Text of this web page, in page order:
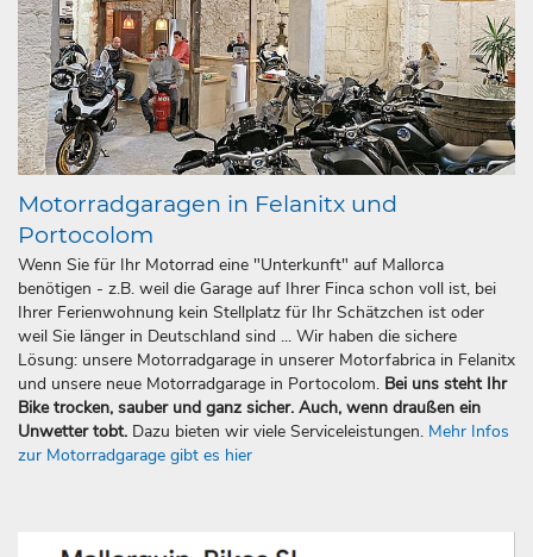
Motorradgaragen in Felanitx und
Portocolom
Wenn Sie für Ihr Motorrad eine "Unterkunft" auf Mallorca
benötigen - z.B. weil die Garage auf Ihrer Finca schon voll ist, bei
Ihrer Ferienwohnung kein Stellplatz für Ihr Schätzchen ist oder
weil Sie länger in Deutschland sind ... Wir haben die sichere
Lösung: unsere Motorradgarage in unserer Motorfabrica in Felanitx
und unsere neue Motorradgarage in Portocolom. Bei uns steht Ihr
Bike trocken, sauber und ganz sicher. Auch, wenn draußen ein
Unwetter tobt. Dazu bieten wir viele Serviceleistungen. Mehr Infos
zur Motorradgarage gibt es hier